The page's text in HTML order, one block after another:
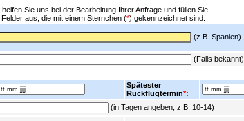
helfen Sie uns bei der Bearbeitung Ihrer Anfrage und füllen Sie
Felder aus, die mit einem Sternchen (*) gekennzeichnet sind.
(z.B. Spanien)
(Falls bekannt)
Spätester
Rückflugtermin*:
(in Tagen angeben, z.B. 10-14)